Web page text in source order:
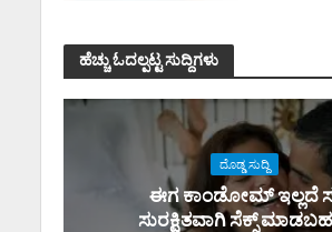
ಹೆಚ್ಚು ಓದಲ್ಪಟ್ಟ ಸುದ್ದಿಗಳು
ದೊಡ್ಡ ಸುದ್ದಿ
ಈಗ ಕಾಂಡೋಮ್‌ ಇಲ್ಲದೆ
ಸುರಕ್ಷಿತವಾಗಿ ಸೆಕ್ಸ್‌